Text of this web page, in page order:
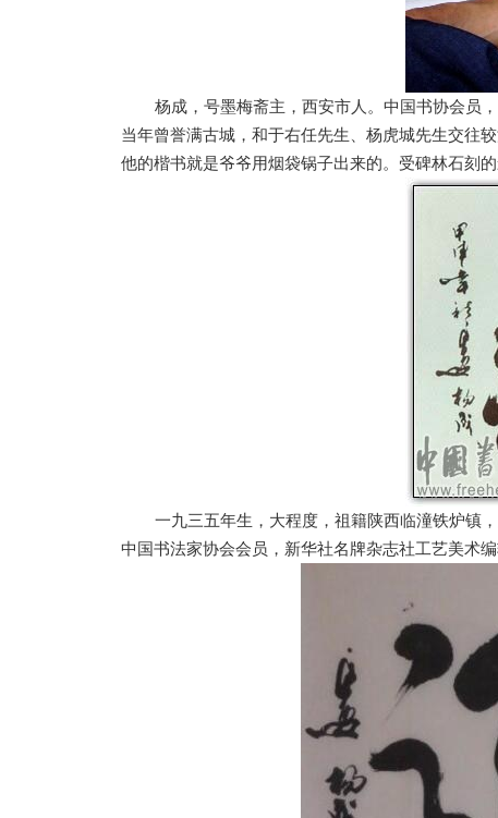
杨成，号墨梅斋主，西安市人。中国书协会员
当年曾誉满古城，和于右任先生、杨虎城先生交往
他的楷书就是爷爷用烟袋锅子出来的。受碑林石刻
一九三五年生，大程度，祖籍陕西临潼铁炉镇
中国书法家协会会员，新华社名牌杂志社工艺美术